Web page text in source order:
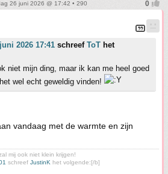
26 juni 2026 @ 17:42 • 290
2026 17:41 schreef ToT het
niet mijn ding, maar ik kan me heel goed
wel echt geweldig vinden!
vandaag met de warmte en zijn
mij ook niet klein krijgen!
schreef JustinK het volgende:[/b]